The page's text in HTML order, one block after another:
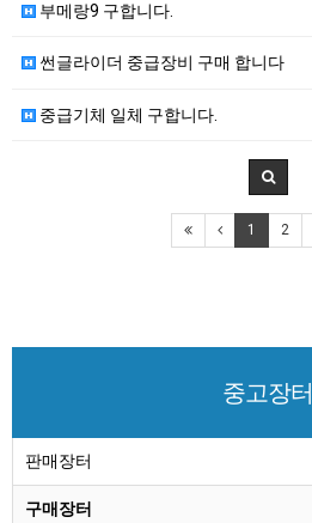
부메랑9 구합니다.
썬글라이더 중급장비 구매 합니다
중급기체 일체 구합니다.
1 2
중고장터
판매장터
구매장터